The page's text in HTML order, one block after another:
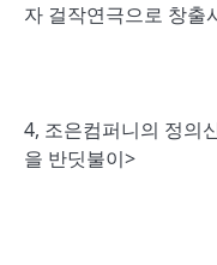
자 걸작연극으로 창출
4, 조은컴퍼니의 정의
을 반딧불이>